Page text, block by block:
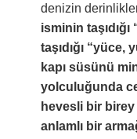
denizin
isminin
taşıdığı “yüce,
kapı süsünü
yolculuğunda
hevesli bir birey
anlamlı bir